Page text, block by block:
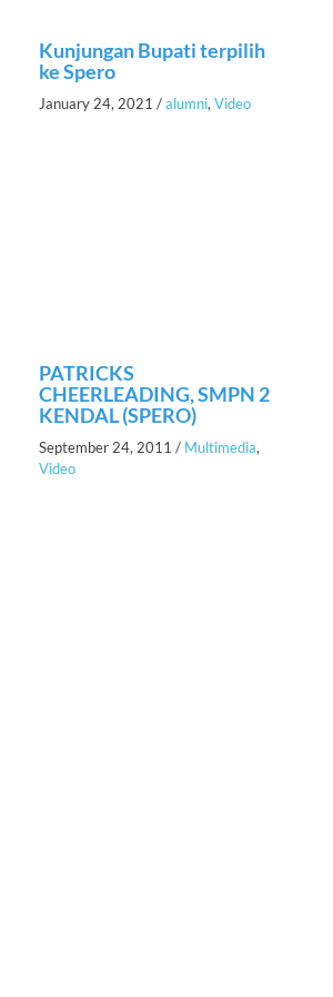
Kunjungan Bupati terpilih
ke Spero
January 24, 2021 /alumni, Video
PATRICKS
CHEERLEADING, SMPN 2
KENDAL (SPERO)
September 24, 2011 / Multimedia,
Video